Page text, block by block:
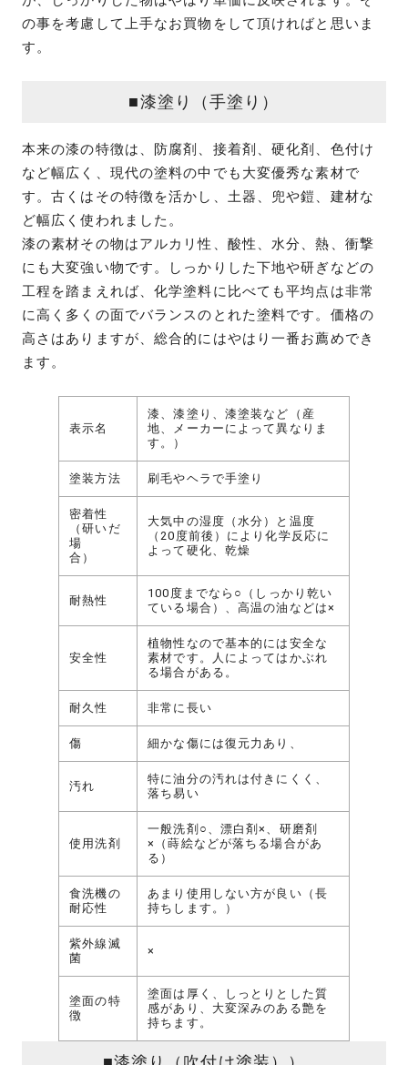
の事を考慮して上手なお買物をして頂ければと思いま
す。
■漆塗り（手塗り）
本来の漆の特徴は、防腐剤、接着剤、硬化剤、色付け
など幅広く、現代の塗料の中でも大変優秀な素材で
す。古くはその特徴を活かし、土器、兜や鎧、建材な
ど幅広く使われました。
漆の素材その物はアルカリ性、酸性、水分、熱、衝撃
にも大変強い物です。しっかりした下地や研ぎなどの
工程を踏まえれば、化学塗料に比べても平均点は非常
に高く多くの面でバランスのとれた塗料です。価格の
高さはありますが、総合的にはやはり一番お薦めでき
ます。
表示名
漆、漆塗り、漆塗装など（産
地、メーカーによって異なりま
す。）
塗装方法 刷毛やヘラで手塗り
密着性
（研いだ
場
合）
大気中の湿度（水分）と温度
（20度前後）により化学反応に
よって硬化、乾燥
耐熱性
100度までなら○（しっかり乾い
ている場合）、高温の油などは×
安全性
植物性なので基本的には安全な
素材です。人によってはかぶれ
る場合がある。
耐久性 非常に長い
傷 細かな傷には復元力あり、
汚れ
特に油分の汚れは付きにくく、
落ち易い
使用洗剤
一般洗剤○、漂白剤×、研磨剤
×（蒔絵などが落ちる場合があ
る）
食洗機の
耐応性
あまり使用しない方が良い（長
持ちします。）
紫外線滅
菌
×
塗面の特
徴
塗面は厚く、しっとりとした質
感があり、大変深みのある艶を
持ちます。